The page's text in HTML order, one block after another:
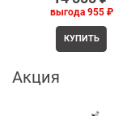
выгода 955 ₽
КУПИТЬ
Акция